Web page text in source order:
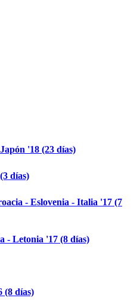
'18 (23 días)
días)
- Eslovenia - Italia '17 (7
- Letonia '17 (8 días)
(8 días)